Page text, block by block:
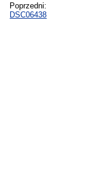
Poprzedni:
DSC06438